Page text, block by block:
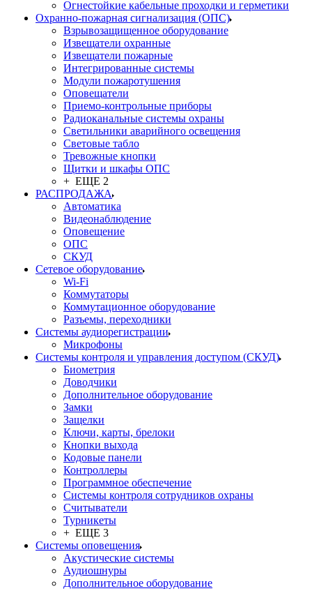
Огнестойкие кабельные проходки и герметики
Охранно-пожарная сигнализация (ОПС)
Взрывозащищенное оборудование
Извещатели охранные
Извещатели пожарные
Интегрированные системы
Модули пожаротушения
Оповещатели
Приемо-контрольные приборы
Радиоканальные системы охраны
Светильники аварийного освещения
Световые табло
Тревожные кнопки
Щитки и шкафы ОПС
+ ЕЩЕ 2
РАСПРОДАЖА
Автоматика
Видеонаблюдение
Оповещение
ОПС
СКУД
Сетевое оборудование
Wi-Fi
Коммутаторы
Коммутационное оборудование
Разъемы, переходники
Системы аудиорегистрации
Микрофоны
Системы контроля и управления доступом (СКУД)
Биометрия
Доводчики
Дополнительное оборудование
Замки
Защелки
Ключи, карты, брелоки
Кнопки выхода
Кодовые панели
Контроллеры
Программное обеспечение
Системы контроля сотрудников охраны
Считыватели
Турникеты
+ ЕЩЕ 3
Системы оповещения
Акустические системы
Аудиошнуры
Дополнительное оборудование